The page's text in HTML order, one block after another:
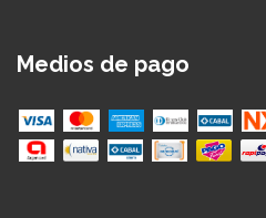
Medios de pago